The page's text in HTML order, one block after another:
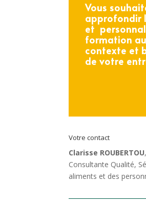
Vous
approfondir
et
formation au
contexte et
de votre
Votre contact
Clarisse ROUBERTOU,
Consultante Qualité,
aliments et des